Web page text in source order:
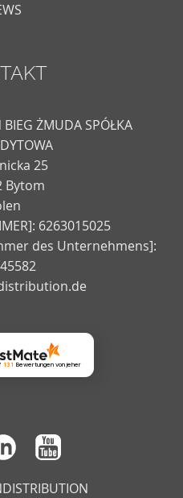
ŻMUDA SPÓŁKA
25
Bytom
6263015025
des Unternehmens]:
131 Bewertungenvon jeher